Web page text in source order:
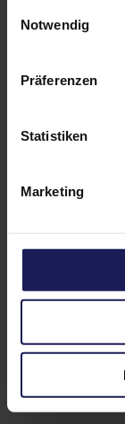
Notwendig
Präferenzen
Statistiken
Marketing